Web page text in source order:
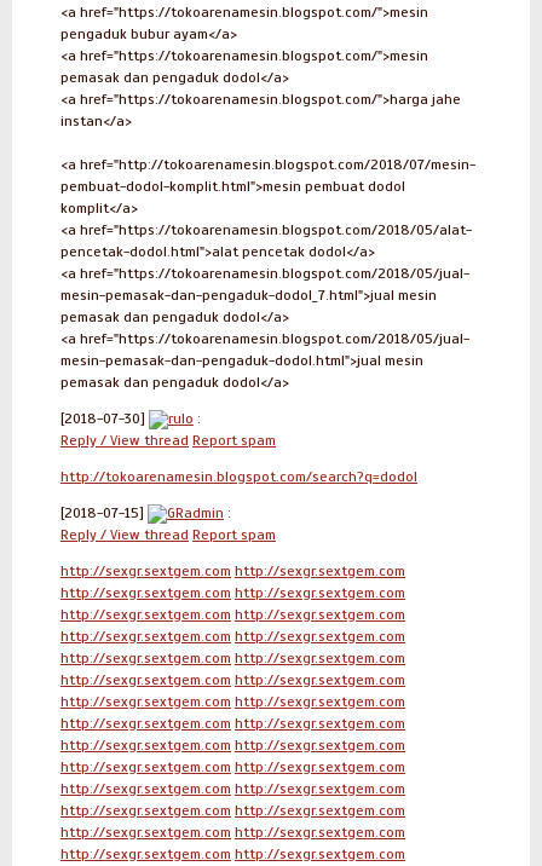
<a href="https://tokoarenamesin.blogspot.com/">mesin
pengaduk bubur ayam</a>
<a href="https://tokoarenamesin.blogspot.com/">mesin
pemasak dan pengaduk dodol</a>
<a href="https://tokoarenamesin.blogspot.com/">harga jahe
instan</a>
<a href="http://tokoarenamesin.blogspot.com/2018/07/mesin-
pembuat-dodol-komplit.html">mesin pembuat dodol
komplit</a>
<a href="https://tokoarenamesin.blogspot.com/2018/05/alat-
pencetak-dodol.html">alat pencetak dodol</a>
<a href="https://tokoarenamesin.blogspot.com/2018/05/jual-
mesin-pemasak-dan-pengaduk-dodol_7.html">jual mesin
pemasak dan pengaduk dodol</a>
<a href="https://tokoarenamesin.blogspot.com/2018/05/jual-
mesin-pemasak-dan-pengaduk-dodol.html">jual mesin
pemasak dan pengaduk dodol</a>
[2018-07-30] rulo :
Reply / View thread Report spam
http://tokoarenamesin.blogspot.com/search?q=dodol
[2018-07-15] GRadmin :
Reply / View thread Report spam
http://sexgr.sextgem.com http://sexgr.sextgem.com
http://sexgr.sextgem.com http://sexgr.sextgem.com
http://sexgr.sextgem.com http://sexgr.sextgem.com
http://sexgr.sextgem.com http://sexgr.sextgem.com
http://sexgr.sextgem.com http://sexgr.sextgem.com
http://sexgr.sextgem.com http://sexgr.sextgem.com
http://sexgr.sextgem.com http://sexgr.sextgem.com
http://sexgr.sextgem.com http://sexgr.sextgem.com
http://sexgr.sextgem.com http://sexgr.sextgem.com
http://sexgr.sextgem.com http://sexgr.sextgem.com
http://sexgr.sextgem.com http://sexgr.sextgem.com
http://sexgr.sextgem.com http://sexgr.sextgem.com
http://sexgr.sextgem.com http://sexgr.sextgem.com
http://sexgr.sextgem.com http://sexgr.sextgem.com